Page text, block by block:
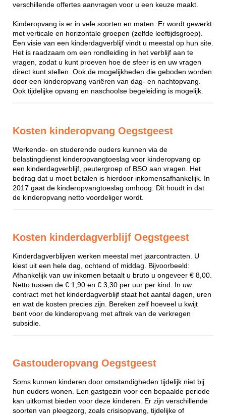
verschillende offertes aanvragen voor u een keuze maakt.
Kinderopvang is er in vele soorten en maten. Er wordt gewerkt
met verticale en horizontale groepen (zelfde leeftijdsgroep).
Een visie van een kinderdagverblijf vindt u meestal op hun site.
Het is raadzaam om een rondleiding in het verblijf aan te
vragen, zodat u kunt proeven hoe de sfeer is en uw vragen
direct kunt stellen. Ook de mogelijkheden die geboden worden
door een kinderopvang variëren van dag- en nachtopvang.
Ook tijdelijke opvang en naschoolse begeleiding is mogelijk.
Kosten kinderopvang Oegstgeest
Werkende- en studerende ouders kunnen via de
belastingdienst kinderopvangtoeslag voor kinderopvang op
een kinderdagverblijf, peutergroep of BSO aan vragen. Het
bedrag dat u moet betalen is hierdoor inkomensafhankelijk. In
2017 gaat de kinderopvangtoeslag omhoog. Dit houdt in dat
de kinderopvang netto voordeliger wordt.
Kosten kinderdagverblijf Oegstgeest
Kinderdagverblijven werken meestal met jaarcontracten. U
kiest uit een hele dag, ochtend of middag. Bijvoorbeeld:
Afhankelijk van uw inkomen betaalt u bruto u ongeveer € 8,00.
Netto tussen de € 1,90 en € 3,30 per uur per kind. In uw
contract met het kinderdagverblijf staat het aantal dagen, uren
en wat de kosten precies zijn. Bereken zelf hoeveel u kwijt
bent voor de kinderopvang met aftrek van de verkregen
subsidie.
Gastouderopvang Oegstgeest
Soms kunnen kinderen door omstandigheden tijdelijk niet bij
hun ouders wonen. Een gastgezin voor een bepaalde periode
kan uitkomst bieden voor deze kinderen. Er zijn verschillende
soorten van pleegzorg, zoals crisisopvang, tijdelijke of